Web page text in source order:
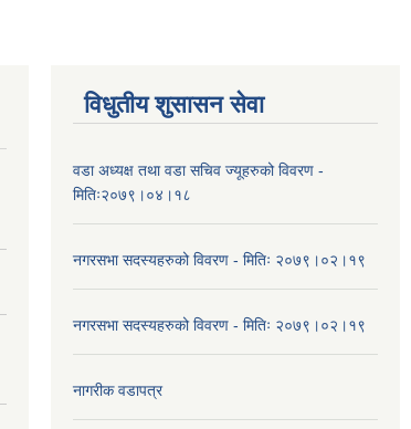
विधुतीय शुसासन सेवा
वडा अध्यक्ष तथा वडा सचिव ज्यूहरुको विवरण -
मितिः२०७९।०४।१८
नगरसभा सदस्यहरुको विवरण - मितिः २०७९।०२।१९
नगरसभा सदस्यहरुको विवरण - मितिः २०७९।०२।१९
नागरीक वडापत्र